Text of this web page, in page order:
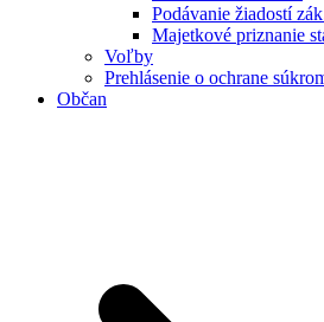
Podávanie žiadostí
Majetkové priznanie
Voľby
Prehlásenie o ochrane
Občan